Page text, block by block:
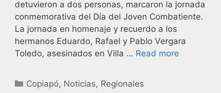
detuvieron a dos personas, marcaron la jornada
conmemorativa del Día del Joven Combatiente.
La jornada en homenaje y recuerdo a los
hermanos Eduardo, Rafael y Pablo Vergara
Toledo, asesinados en Villa … Read more
Copiapó, Noticias, Regionales